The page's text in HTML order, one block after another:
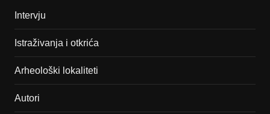
Intervju
Istraživanja i otkrića
Arheološki lokaliteti
Autori